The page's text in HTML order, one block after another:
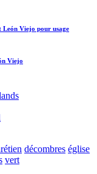
León Viejo pour usage
Viejo
décombres église
vert